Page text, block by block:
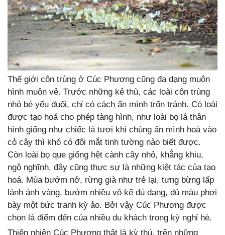
Thế giới côn trùng ở Cúc Phương cũng đa dạng muôn
hình muôn vẻ. Trước những kẻ thù, các loài côn trùng
nhỏ bé yếu đuối, chỉ có cách ẩn mình trốn tránh. Có loài
được tạo hoá cho phép tàng hình, như loài bọ lá thân
hình giống như chiếc lá tươi khi chúng ẩn mình hoà vào
cỏ cây thì khó có đôi mắt tinh tường nào biết được.
Còn loài bọ que giống hệt cành cây nhỏ, khẳng khiu,
ngộ nghĩnh, đây cũng thực sự là những kiệt tác của tạo
hoá. Mùa bướm nở, rừng già như trẻ lại, tưng bừng lấp
lánh ánh vàng, bướm nhiều vô kể đủ dạng, đủ màu phơi
bày một bức tranh kỳ ảo. Bởi vậy Cúc Phương được
chọn là điểm đến của nhiều du khách trong kỳ nghỉ hè.
Thiên nhiên Cúc Phương thật là kỳ thú, trên những